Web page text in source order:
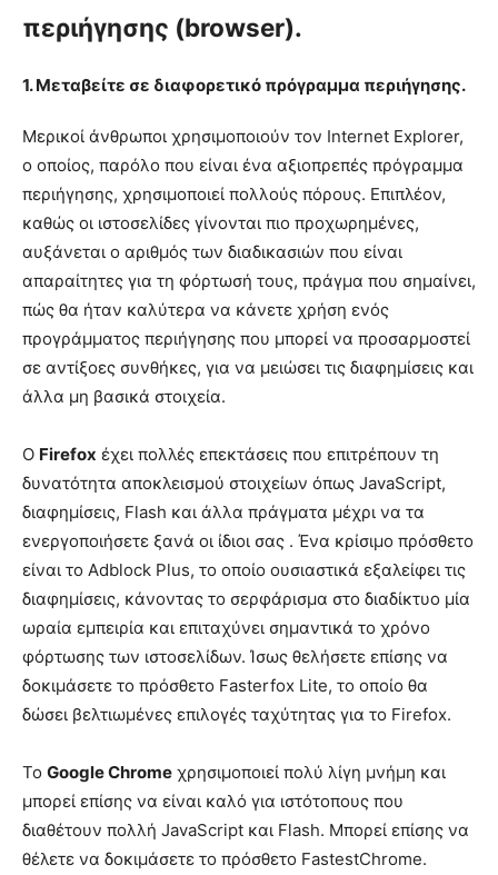
περιήγησης (browser).
1. Μεταβείτε σε διαφορετικό πρόγραμμα περιήγησης.
Μερικοί άνθρωποι χρησιμοποιούν τον Internet Explorer,
ο οποίος, παρόλο που είναι ένα αξιοπρεπές πρόγραμμα
περιήγησης, χρησιμοποιεί πολλούς πόρους. Επιπλέον,
καθώς οι ιστοσελίδες γίνονται πιο προχωρημένες,
αυξάνεται ο αριθμός των διαδικασιών που είναι
απαραίτητες για τη φόρτωσή τους, πράγμα που σημαίνει,
πώς θα ήταν καλύτερα να κάνετε χρήση ενός
προγράμματος περιήγησης που μπορεί να προσαρμοστεί
σε αντίξοες συνθήκες, για να μειώσει τις διαφημίσεις και
άλλα μη βασικά στοιχεία.
Ο Firefox έχει πολλές επεκτάσεις που επιτρέπουν τη
δυνατότητα αποκλεισμού στοιχείων όπως JavaScript,
διαφημίσεις, Flash και άλλα πράγματα μέχρι να τα
ενεργοποιήσετε ξανά οι ίδιοι σας . Ένα κρίσιμο πρόσθετο
είναι το Adblock Plus, το οποίο ουσιαστικά εξαλείφει τις
διαφημίσεις, κάνοντας το σερφάρισμα στο διαδίκτυο μία
ωραία εμπειρία και επιταχύνει σημαντικά το χρόνο
φόρτωσης των ιστοσελίδων. Ίσως θελήσετε επίσης να
δοκιμάσετε το πρόσθετο Fasterfox Lite, το οποίο θα
δώσει βελτιωμένες επιλογές ταχύτητας για το Firefox.
Το Google Chrome χρησιμοποιεί πολύ λίγη μνήμη και
μπορεί επίσης να είναι καλό για ιστότοπους που
διαθέτουν πολλή JavaScript και Flash. Μπορεί επίσης να
θέλετε να δοκιμάσετε το πρόσθετο FastestChrome.